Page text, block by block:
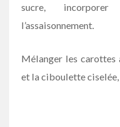
sucre,
l’assaisonnement.
Mélanger les carottes
et la ciboulette ciselée,